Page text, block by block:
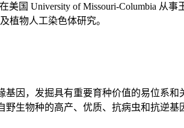
国 University of Missouri-Columbia 从
植物人工染色体研究。
因，发掘具有重要育种价值的易位系
生物种的高产、优质、抗病虫和抗逆基